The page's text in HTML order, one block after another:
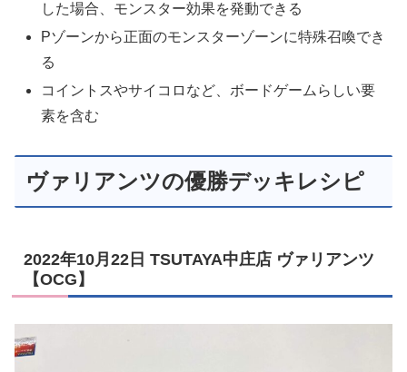
した場合、モンスター効果を発動できる
Pゾーンから正面のモンスターゾーンに特殊召喚でき
る
コイントスやサイコロなど、ボードゲームらしい要
素を含む
ヴァリアンツの優勝デッキレシピ
2022年10月22日 TSUTAYA中庄店 ヴァリアンツ
【OCG】